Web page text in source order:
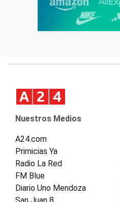
Nuestros Medios
A24.com
Primicias Ya
Radio La Red
FM Blue
Diario Uno Mendoza